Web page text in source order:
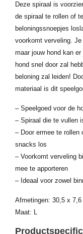
Deze spiraal is
de spiraal te rollen of
beloningssnoepjes
voorkomt verveling.
maar jouw hond kan
hond snel door zal
beloning zal leiden!
materiaal is dit
– Speelgoed voor de
– Spiraal die te vullen
– Door ermee te rollen
snacks los
– Voorkomt verveling
mee te apporteren
– Ideaal voor zowel
Afmetingen: 30,5 x
Maat: L